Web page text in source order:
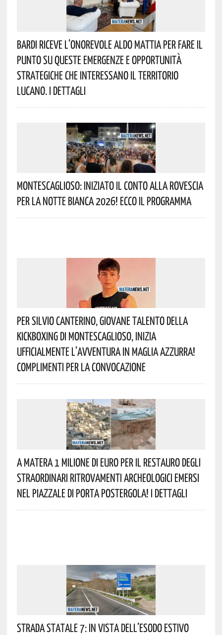
Bardi Riceve L’onorevole Aldo Mattia Per Fare Il
Punto Su Queste Emergenze E Opportunità
Strategiche Che Interessano Il Territorio
Lucano. I Dettagli
Montescaglioso: Iniziato Il Conto Alla Rovescia
Per La Notte Bianca 2026! Ecco Il Programma
Per Silvio Canterino, Giovane Talento Della
Kickboxing Di Montescaglioso, Inizia
Ufficialmente L’avventura In Maglia Azzurra!
Complimenti Per La Convocazione
A Matera 1 Milione Di Euro Per Il Restauro Degli
Straordinari Ritrovamenti Archeologici Emersi
Nel Piazzale Di Porta Postergola! I Dettagli
Strada Statale 7: In Vista Dell’esodo Estivo